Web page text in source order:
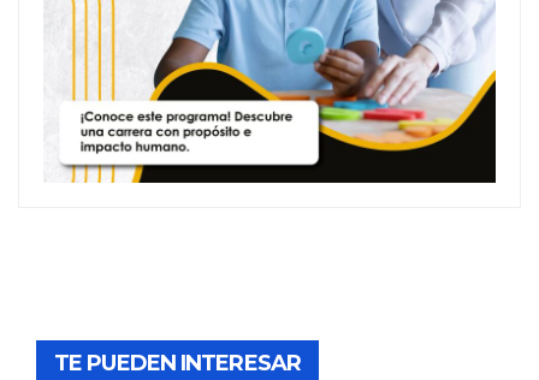
TE PUEDEN INTERESAR